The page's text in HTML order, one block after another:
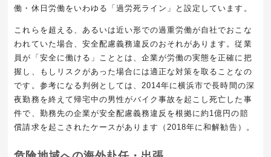
働・休日労働をいわゆる「過労死ライン」と設定しています。
これらを超える、あるいは近い形での過重労働が自社でおこな
われていた場合、安全配慮義務違反のおそれがあります。従業
員が「安全に働ける」こととは、企業が労働の実態を正確に把
握し、もしリスクがあった場合には適正な対策を取ることなの
です。参考になる判例としては、2014年に横浜市で長時間の深
夜勤務を終えて帰宅中の男性がバイク事故を起こし死亡した事
件で、勤務先の企業が安全配慮義務違反を根拠に約1億円の賠
償請求を起こされたケースがあります（2018年に和解勧告）。